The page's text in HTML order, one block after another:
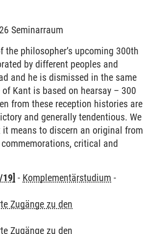
Seminarraum
philosopher’s upcoming 300th
by different peoples and
and he is dismissed in the same
Kant is based on hearsay – 300
from these reception histories are
and generally tendentious. We
means to discern an original from
critical and
- Komplementärstudium -
Zugänge zu den
Zugänge zu den